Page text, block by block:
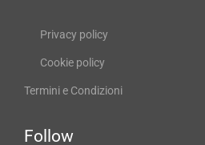
Privacy policy
Cookie policy
Termini e Condizioni
Follow